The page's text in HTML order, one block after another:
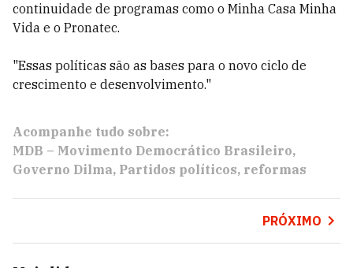
continuidade de programas como o Minha Casa Minha
Vida e o Pronatec.
"Essas políticas são as bases para o novo ciclo de
crescimento e desenvolvimento."
Acompanhe tudo sobre:
MDB – Movimento Democrático Brasileiro
Governo Dilma Partidos políticos reformas
PRÓXIMO